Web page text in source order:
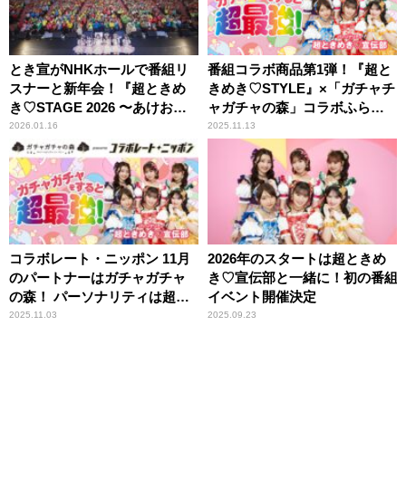
とき宣がNHKホールで番組リ
スナーと新年会！『超ときめ
き♡STAGE 2026 〜あけおめ新
年会〜』レポート
2026.01.16
番組コラボ商品第1弾！『超と
きめき♡STYLE』×「ガチャチ
ャガチャの森」コラボふらっ
とリングチャーム発売決定！
2025.11.13
コラボレート・ニッポン 11月
のパートナーはガチャガチャ
の森！ パーソナリティは超と
きめき♡宣伝部！
2025.11.03
2026年のスタートは超ときめ
き♡宣伝部と一緒に！初の番組
イベント開催決定
2025.09.23